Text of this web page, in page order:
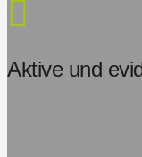
Aktive und